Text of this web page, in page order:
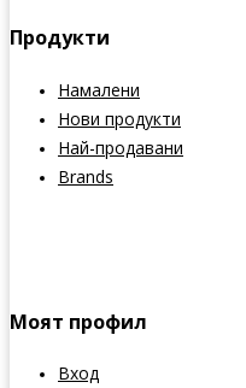
Продукти
Намалени
Нови продукти
Най-продавани
Brands
Моят профил
Вход